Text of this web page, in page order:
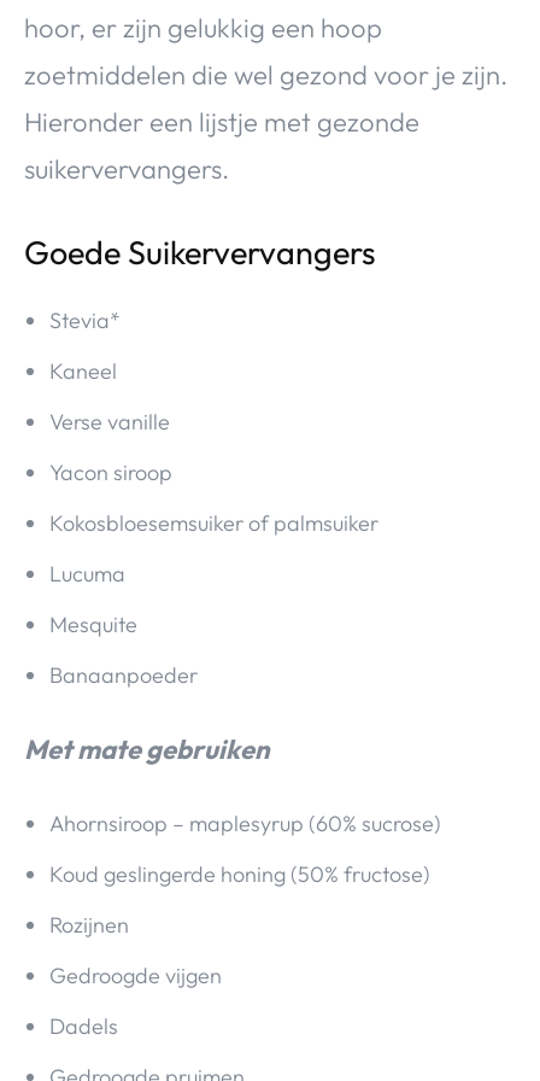
hoor, er zijn gelukkig een hoop
zoetmiddelen die wel gezond voor je zijn.
Hieronder een lijstje met gezonde
suikervervangers.
Goede Suikervervangers
Stevia*
Kaneel
Verse vanille
Yacon siroop
Kokosbloesemsuiker of palmsuiker
Lucuma
Mesquite
Banaanpoeder
Met mate gebruiken
Ahornsiroop – maplesyrup (60% sucrose)
Koud geslingerde honing (50% fructose)
Rozijnen
Gedroogde vijgen
Dadels